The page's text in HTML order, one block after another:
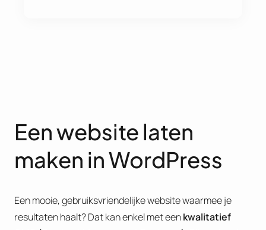
Een website laten
maken in WordPress
Een mooie, gebruiksvriendelijke website waarmee je
resultaten haalt? Dat kan enkel met eenkwalitatief